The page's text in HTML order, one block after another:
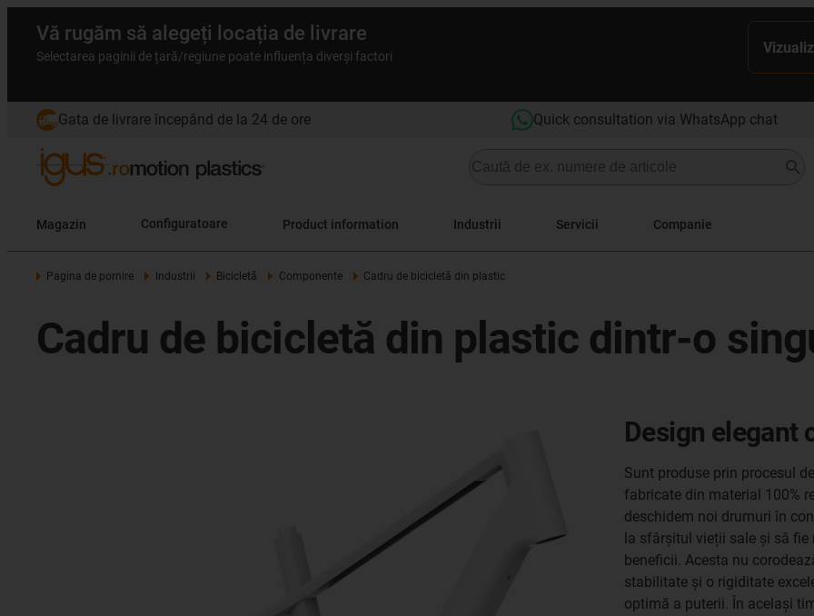
Vă rugăm să alegeți locația de livrare
Selectarea paginii de țară/regiune poate influența diverși factori
Gata de livrare începând de la 24 de ore Quick consultation via WhatsApp chat
Magazin Configuratoare Product information Industrii Servicii Companie
Pagina de pornire Industrii Bicicletă Componente Cadru de bicicletă din plastic
Cadru de bicicletă din plastic dintr-o
Design elegant
Sunt produse prin procesul
fabricate din material 100%
deschidem noi drumuri în
la sfârșitul vieții sale și să
beneficii. Acesta nu
stabilitate și o rigiditate
optimă a puterii. În același